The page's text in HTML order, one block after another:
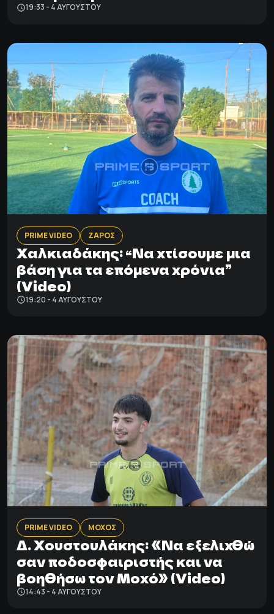
19:33 - 4 ΑΥΓΟΎΣΤΟΥ
PRIME VIDEO ΖΑΡΟΣ
Χαλκιαδάκης: “Να χτίσουμε μια
βάση για τα επόμενα χρόνια”
(Video)
19:20 - 4 ΑΥΓΟΎΣΤΟΥ
PRIME VIDEO ΜΟΧΟΣ
Δ. Χουστουλάκης: «Να εξελιχθώ
σαν ποδοσφαιριστής και να
βοηθήσω τον Μοχό» (Video)
14:43 - 4 ΑΥΓΟΎΣΤΟΥ